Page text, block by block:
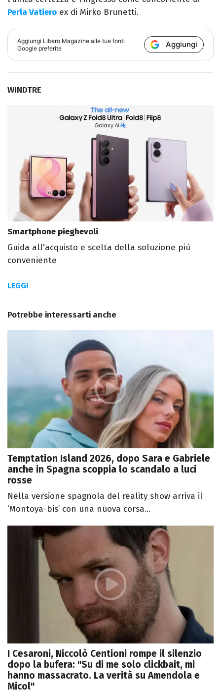
Perla Vatiero ex di Mirko Brunetti.
Aggiungi Libero Magazine alle tue fonti
Google preferite
Aggiungi
WINDTRE
Smartphone pieghevoli
Guida all'acquisto e scelta della soluzione più
conveniente
LEGGI
Potrebbe interessarti anche
Temptation Island 2026, dopo Sara e Gabriele
anche in Spagna scoppia lo scandalo a luci
rosse
Nella versione spagnola del reality show arriva il
‘Montoya-bis’ con una nuova corsa...
I Cesaroni, Niccolò Centioni rompe il silenzio
dopo la bufera: "Su di me solo clickbait, mi
hanno massacrato. La verità su Amendola e
Micol"